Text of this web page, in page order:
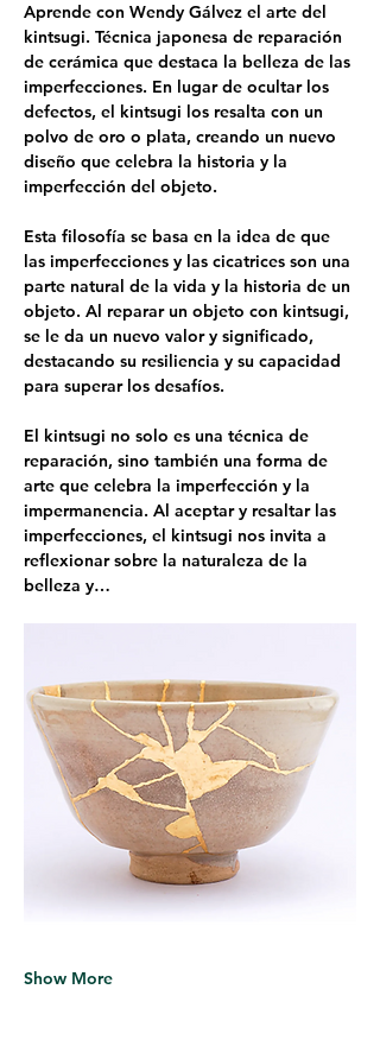
Aprende con Wendy Gálvez el arte del
kintsugi. Técnica japonesa de reparación
de cerámica que destaca la belleza de las
imperfecciones. En lugar de ocultar los
defectos, el kintsugi los resalta con un
polvo de oro o plata, creando un nuevo
diseño que celebra la historia y la
imperfección del objeto.
Esta filosofía se basa en la idea de que
las imperfecciones y las cicatrices son una
parte natural de la vida y la historia de un
objeto. Al reparar un objeto con kintsugi,
se le da un nuevo valor y significado,
destacando su resiliencia y su capacidad
para superar los desafíos.
El kintsugi no solo es una técnica de
reparación, sino también una forma de
arte que celebra la imperfección y la
impermanencia. Al aceptar y resaltar las
imperfecciones, el kintsugi nos invita a
reflexionar sobre la naturaleza de la
belleza y…
Show More